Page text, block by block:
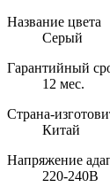
Название цвета
Серый
Гарантийный
12 мес.
Страна-
Китай
Напряжение
220-240В